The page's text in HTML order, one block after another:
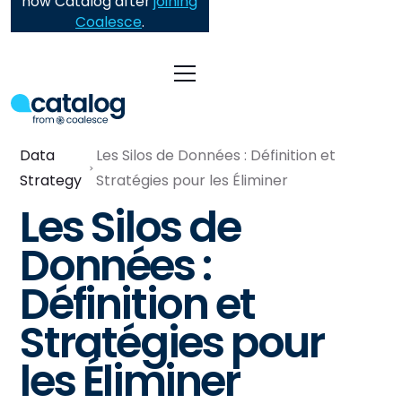
Coalesce.
Data
Strategy
Les Silos de Données : Définition et
Stratégies pour les Éliminer
Les Silos de
Données :
Définition et
Stratégies pour
les Éliminer